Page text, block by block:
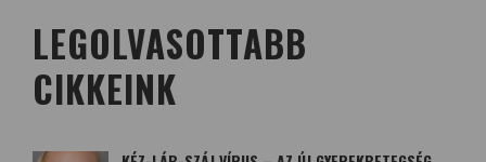
LEGOLVASOTTABB
CIKKEINK